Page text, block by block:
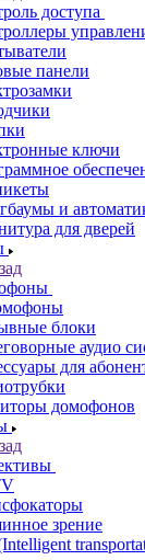
доступа
панели
ключи
и
для дверей
блоки
аудио
для
домофонов
зрение